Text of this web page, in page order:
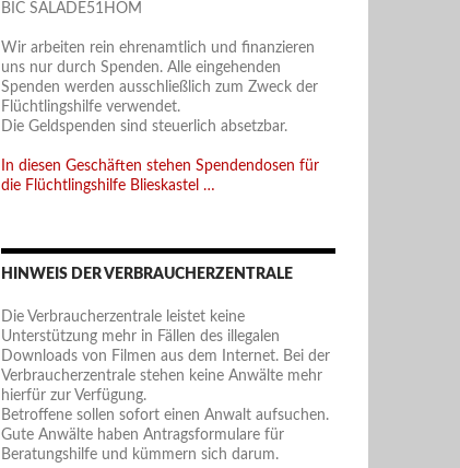
BIC SALADE51HOM
Wir arbeiten rein ehrenamtlich und finanzieren
uns nur durch Spenden. Alle eingehenden
Spenden werden ausschließlich zum Zweck der
Flüchtlingshilfe verwendet.
Die Geldspenden sind steuerlich absetzbar.
In diesen Geschäften stehen Spendendosen für
die Flüchtlingshilfe Blieskastel …
HINWEIS DER VERBRAUCHERZENTRALE
Die Verbraucherzentrale leistet keine
Unterstützung mehr in Fällen des illegalen
Downloads von Filmen aus dem Internet. Bei der
Verbraucherzentrale stehen keine Anwälte mehr
hierfür zur Verfügung.
Betroffene sollen sofort einen Anwalt aufsuchen.
Gute Anwälte haben Antragsformulare für
Beratungshilfe und kümmern sich darum.